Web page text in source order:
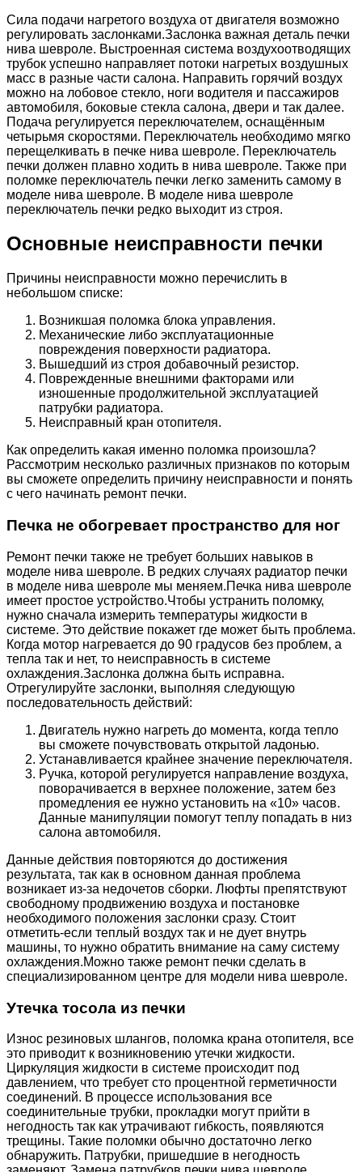
Сила подачи нагретого воздуха от двигателя возможно
регулировать заслонками.Заслонка важная деталь печки
нива шевроле. Выстроенная система воздухоотводящих
трубок успешно направляет потоки нагретых воздушных
масс в разные части салона. Направить горячий воздух
можно на лобовое стекло, ноги водителя и пассажиров
автомобиля, боковые стекла салона, двери и так далее.
Подача регулируется переключателем, оснащённым
четырьмя скоростями. Переключатель необходимо мягко
перещелкивать в печке нива шевроле. Переключатель
печки должен плавно ходить в нива шевроле. Также при
поломке переключатель печки легко заменить самому в
моделе нива шевроле. В моделе нива шевроле
переключатель печки редко выходит из строя.
Основные неисправности печки
Причины неисправности можно перечислить в
небольшом списке:
Возникшая поломка блока управления.
Механические либо эксплуатационные
повреждения поверхности радиатора.
Вышедший из строя добавочный резистор.
Поврежденные внешними факторами или
изношенные продолжительной эксплуатацией
патрубки радиатора.
Неисправный кран отопителя.
Как определить какая именно поломка произошла?
Рассмотрим несколько различных признаков по которым
вы сможете определить причину неисправности и понять
с чего начинать ремонт печки.
Печка не обогревает пространство для ног
Ремонт печки также не требует больших навыков в
моделе нива шевроле. В редких случаях радиатор печки
в моделе нива шевроле мы меняем.Печка нива шевроле
имеет простое устройство.Чтобы устранить поломку,
нужно сначала измерить температуры жидкости в
системе. Это действие покажет где может быть проблема.
Когда мотор нагревается до 90 градусов без проблем, а
тепла так и нет, то неисправность в системе
охлаждения.Заслонка должна быть исправна.
Отрегулируйте заслонки, выполняя следующую
последовательность действий:
Двигатель нужно нагреть до момента, когда тепло
вы сможете почувствовать открытой ладонью.
Устанавливается крайнее значение переключателя.
Ручка, которой регулируется направление воздуха,
поворачивается в верхнее положение, затем без
промедления ее нужно установить на «10» часов.
Данные манипуляции помогут теплу попадать в низ
салона автомобиля.
Данные действия повторяются до достижения
результата, так как в основном данная проблема
возникает из-за недочетов сборки. Люфты препятствуют
свободному продвижению воздуха и постановке
необходимого положения заслонки сразу. Стоит
отметить-если теплый воздух так и не дует внутрь
машины, то нужно обратить внимание на саму систему
охлаждения.Можно также ремонт печки сделать в
специализированном центре для модели нива шевроле.
Утечка тосола из печки
Износ резиновых шлангов, поломка крана отопителя, все
это приводит к возникновению утечки жидкости.
Циркуляция жидкости в системе происходит под
давлением, что требует сто процентной герметичности
соединений. В процессе использования все
соединительные трубки, прокладки могут прийти в
негодность так как утрачивают гибкость, появляются
трещины. Такие поломки обычно достаточно легко
обнаружить. Патрубки, пришедшие в негодность